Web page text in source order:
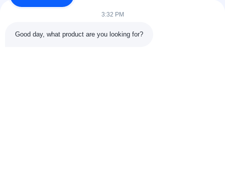
3:32 PM
Good day, what product are you looking for?